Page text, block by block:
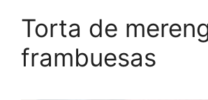
Torta de
frambuesas